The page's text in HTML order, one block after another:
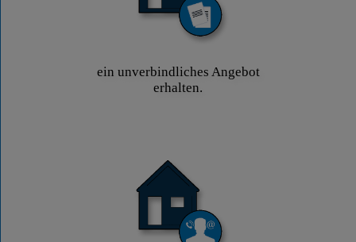
ein unverbindliches Angebot
erhalten.